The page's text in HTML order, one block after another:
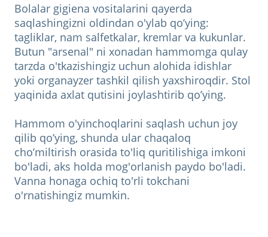
Bolalar gigiena vositalarini qayerda
saqlashingizni oldindan o'ylab qo’ying:
tagliklar, nam salfetkalar, kremlar va kukunlar.
Butun "arsenal" ni xonadan hammomga qulay
tarzda o'tkazishingiz uchun alohida idishlar
yoki organayzer tashkil qilish yaxshiroqdir. Stol
yaqinida axlat qutisini joylashtirib qo’ying.
Hammom o'yinchoqlarini saqlash uchun joy
qilib qo’ying, shunda ular chaqaloq
cho’miltirish orasida to'liq quritilishiga imkoni
bo'ladi, aks holda mog'orlanish paydo bo'ladi.
Vanna honaga ochiq to'rli tokchani
o'rnatishingiz mumkin.